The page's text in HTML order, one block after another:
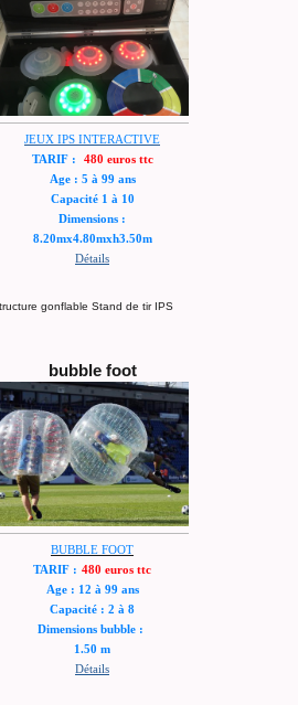
JEUX IPS INTERACTIVE
TARIF :
480 euros ttc
Age : 5 à 99 ans
Capacité 1 à 10
Dimensions :
8.20mx4.80mxh3.50m
Détails
gonflable Stand de tir IPS
bubble foot
BUBBLE FOOT
TARIF : 480 euros ttc
Age : 12 à 99 ans
Capacité : 2 à 8
Dimensions bubble :
1.50 m
Détails